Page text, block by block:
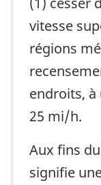
vitesse
régions
endroits, à
25 mi/h.
Aux fins
signifie